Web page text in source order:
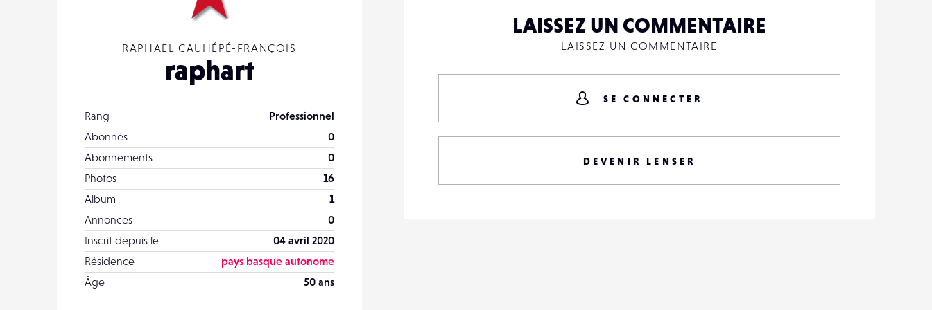
RAPHAEL CAUHÉPÉ-FRANÇOIS
raphart
Rang
Professionnel
Abonnés
0
Abonnements
0
Photos
16
Album
1
Annonces
0
Inscrit depuis le
04 avril 2020
Résidence
pays basque autonome
Âge
50 ans
LAISSEZ UN COMMENTAIRE
LAISSEZ UN COMMENTAIRE
SE CONNECTER
DEVENIR LENSER